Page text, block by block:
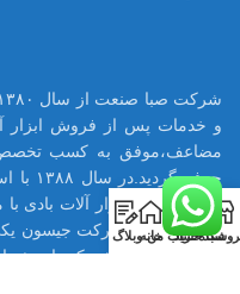
و خدمات پس از فروش ابزار
مضاعف،موفق به کسب تخصص
حرفه
در ایران شود.شرکت جیسون یکی
سبد خرید
حساب من
خانهوبلاگ